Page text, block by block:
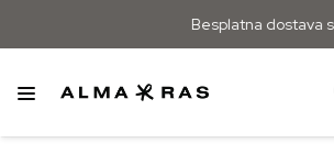
Besplatna dostava